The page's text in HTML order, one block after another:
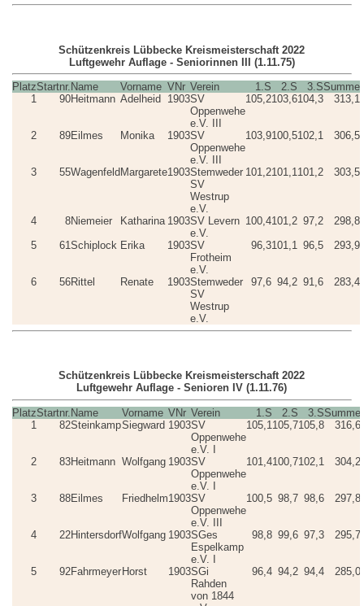
Schützenkreis Lübbecke Kreismeisterschaft 2022
Luftgewehr Auflage - Seniorinnen III (1.11.75)
PlatzStartnr. Name Vorname VNr Verein 1.S 2.S 3.SSumme
1
90Heitmann Adelheid 1903SV
Oppenwehe
e.V. III
105,2103,6104,3 313,1
2 89Eilmes Monika 1903SV
Oppenwehe
e.V. III
103,9100,5102,1 306,5
3 55Wagenfeld Margarete1903Stemweder
SV
Westrup
e.V.
101,2101,1 101,2 303,5
4 8Niemeier Katharina 1903SV Levern
e.V.
100,4101,2 97,2
298,8
5
61 Schiplock Erika 1903SV
Frotheim
e.V.
96,3101,1 96,5 293,9
6 56Rittel Renate 1903Stemweder
SV
Westrup
e.V.
97,6 94,2 91,6 283,4
Schützenkreis Lübbecke Kreismeisterschaft 2022
Luftgewehr Auflage - Senioren IV (1.11.76)
PlatzStartnr. Name Vorname VNr Verein 1.S 2.S 3.SSumme
1
82SteinkampSiegward 1903SV
Oppenwehe
e.V. I
105,1 105,7105,8 316,6
2 83Heitmann Wolfgang 1903SV
Oppenwehe
e.V. I
101,4100,7102,1 304,2
3 88Eilmes Friedhelm1903SV
Oppenwehe
e.V. III
100,5 98,7 98,6 297,8
4 22HintersdorfWolfgang 1903SGes
Espelkamp
e.V. I
98,8 99,6 97,3 295,7
5 92FahrmeyerHorst 1903SGi
Rahden
von 1844
96,4 94,2 94,4 285,0